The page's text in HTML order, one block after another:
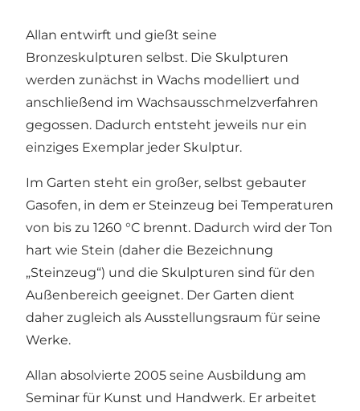
Allan entwirft und gießt seine
Bronzeskulpturen selbst. Die Skulpturen
werden zunächst in Wachs modelliert und
anschließend im Wachsausschmelzverfahren
gegossen. Dadurch entsteht jeweils nur ein
einziges Exemplar jeder Skulptur.
Im Garten steht ein großer, selbst gebauter
Gasofen, in dem er Steinzeug bei Temperaturen
von bis zu 1260 °C brennt. Dadurch wird der Ton
hart wie Stein (daher die Bezeichnung
„Steinzeug“) und die Skulpturen sind für den
Außenbereich geeignet. Der Garten dient
daher zugleich als Ausstellungsraum für seine
Werke.
Allan absolvierte 2005 seine Ausbildung am
Seminar für Kunst und Handwerk. Er arbeitet